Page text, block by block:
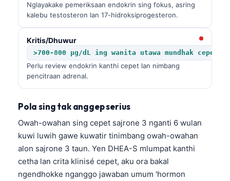
Nglayakake pemeriksaan endokrin sing fokus, asring
kalebu testosteron lan 17-hidroksiprogesteron.
Kritis/Dhuwur
>700-800 µg/dL ing wanita utawa mundhak
Perlu review endokrin kanthi cepet lan nimbang
pencitraan adrenal.
Pola sing tak anggep serius
Owah-owahan sing cepet sajrone 3 nganti 6 wulan
kuwi luwih gawe kuwatir tinimbang owah-owahan
alon sajrone 3 taun. Yen DHEA-S mlumpat kanthi
cetha lan crita klinisé cepet, aku ora bakal
ngendhokke nganggo jawaban umum 'hormon